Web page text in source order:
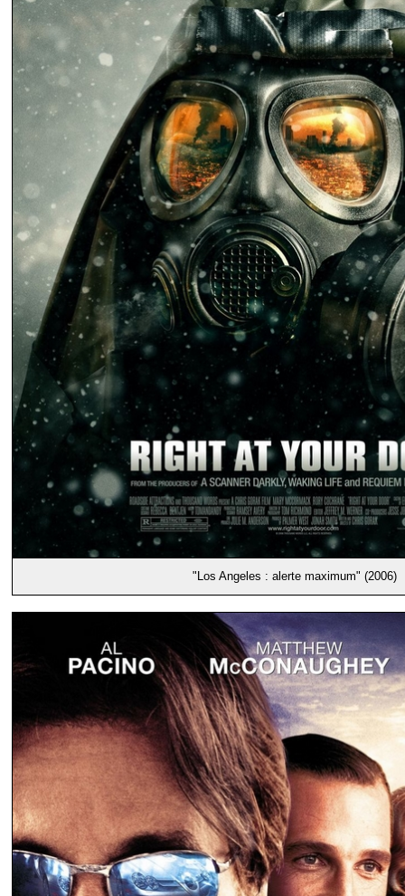
"Los Angeles : alerte maximum" (2006)